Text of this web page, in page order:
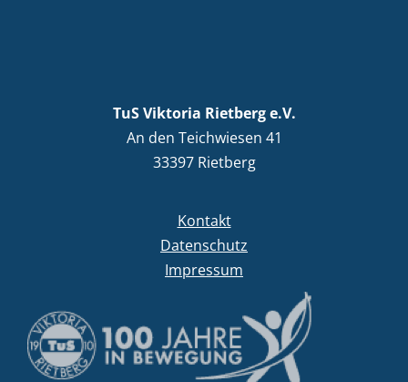
TuS Viktoria Rietberg e.V.
An den Teichwiesen 41
33397 Rietberg
Kontakt
Datenschutz
Impressum